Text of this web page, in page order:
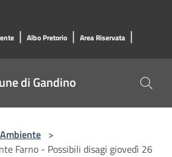
| Albo Pretorio | Area Riservata |
di Gandino
Ambiente >
Farno - Possibili disagi giovedì 26